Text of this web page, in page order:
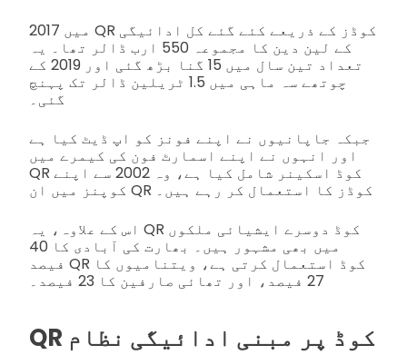
2017 میں QR کوڈز کے ذریعے کئے گئے کل ادائیگی
کے لین دین کا مجموعہ 550 ارب ڈالر تھا۔ یہ
تعداد تین سال میں 15 گنا بڑھ گئی اور 2019 کے
چوتھے سہ ماہی میں 1.5 ٹریلین ڈالر تک پہنچ
گئی۔
جبکہ جاپانیوں نے اپنے فونز کو اپ ڈیٹ کیا ہے
اور انہوں نے اپنے اسمارٹ فون کی کیمرے میں
QR کوڈ اسکینر شامل کیا ہے، وہ 2002 سے اپنے
کوپنز میں ان QR کوڈز کا استعمال کر رہے ہیں۔
اس کے علاوہ، یہ QR کوڈ دوسرے ایشیائی ملکوں
میں بھی مشہور ہیں۔ بھارت کی آبادی کا 40
فیصد QR کوڈ استعمال کرتی ہے، ویتنامیوں کا
27 فیصد، اور تھائی صارفین کا 23 فیصد۔
QR کوڈ پر مبنی ادائیگی نظام